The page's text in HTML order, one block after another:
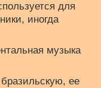
для
иногда
музыка
ее